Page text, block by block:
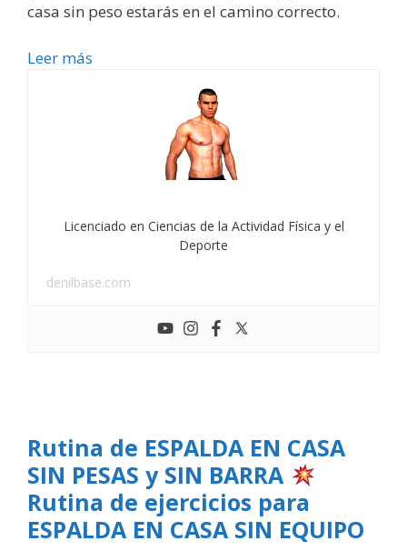
casa sin peso estarás en el camino correcto.
Leer más
Licenciado en Ciencias de la Actividad Física y el
Deporte
denilbase.com
Rutina de ESPALDA EN CASA
SIN PESAS y SIN BARRA
Rutina de ejercicios para
ESPALDA EN CASA SIN EQUIPO